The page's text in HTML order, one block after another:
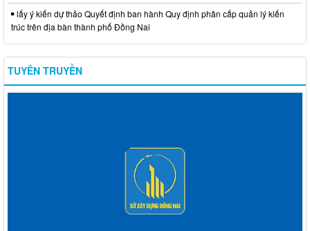
lấy ý kiến dự thảo Quyết định ban hành Quy định phân cấp quản lý kiến
trúc trên địa bàn thành phố Đồng Nai
TUYÊN TRUYỀN